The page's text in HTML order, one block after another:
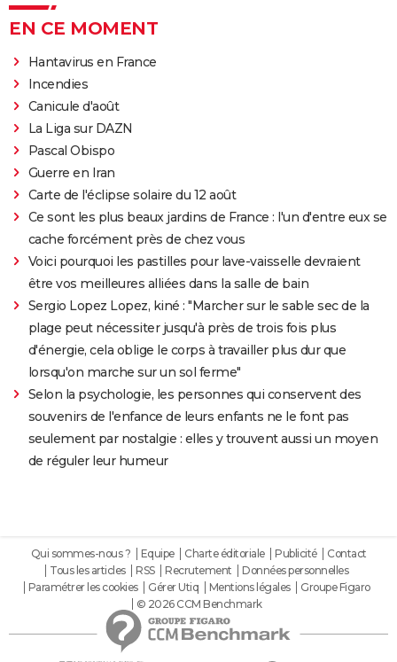
EN CE MOMENT
Hantavirus en France
Incendies
Canicule d'août
La Liga sur DAZN
Pascal Obispo
Guerre en Iran
Carte de l'éclipse solaire du 12 août
Ce sont les plus beaux jardins de France : l'un d'entre eux se
cache forcément près de chez vous
Voici pourquoi les pastilles pour lave-vaisselle devraient
être vos meilleures alliées dans la salle de bain
Sergio Lopez Lopez, kiné : "Marcher sur le sable sec de la
plage peut nécessiter jusqu'à près de trois fois plus
d'énergie, cela oblige le corps à travailler plus dur que
lorsqu'on marche sur un sol ferme"
Selon la psychologie, les personnes qui conservent des
souvenirs de l'enfance de leurs enfants ne le font pas
seulement par nostalgie : elles y trouvent aussi un moyen
de réguler leur humeur
Qui sommes-nous ? Equipe Charte éditoriale Publicité
Contact
Tous les articles
RSS Recrutement
Données personnelles
Paramétrer les cookies
Gérer Utiq Mentions légales
Groupe Figaro
© 2026 CCM Benchmark